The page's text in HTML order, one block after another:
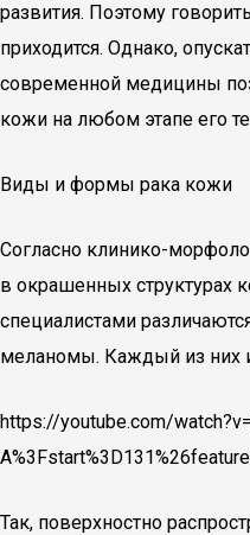
развития. Поэтому
приходится. Однако,
современной медицины
кожи на любом этапе его
Виды и формы рака кожи
Согласно клинико-
в окрашенных структурах
специалистами
меланомы. Каждый из них
https://youtube.com/
Так, поверхностно